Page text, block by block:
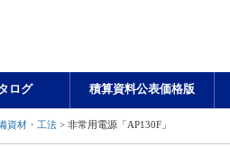
ログ 積算資料公表価格版
資材・工法 > 非常用電源「AP130F」